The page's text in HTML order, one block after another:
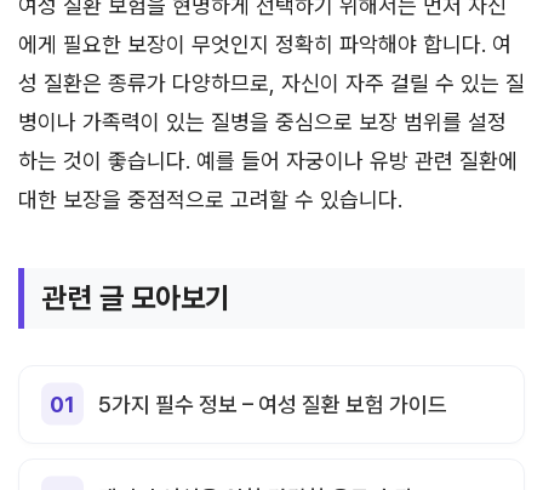
에게 필요한 보장이 무엇인지 정확히 파악해야 합니다. 여
성 질환은 종류가 다양하므로, 자신이 자주 걸릴 수 있는 질
병이나 가족력이 있는 질병을 중심으로 보장 범위를 설정
하는 것이 좋습니다. 예를 들어 자궁이나 유방 관련 질환에
대한 보장을 중점적으로 고려할 수 있습니다.
관련 글 모아보기
5가지 필수 정보 – 여성 질환 보험 가이드